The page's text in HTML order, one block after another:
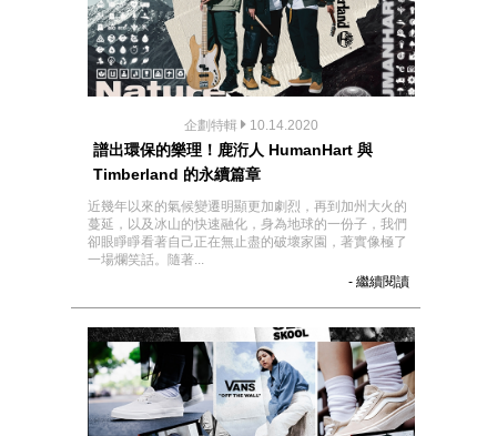
企劃特輯 10.14.2020
譜出環保的樂理！鹿洐人 HumanHart 與
Timberland 的永續篇章
近幾年以來的氣候變遷明顯更加劇烈，再到加州大火的
蔓延，以及冰山的快速融化，身為地球的一份子，我們
卻眼睜睜看著自己正在無止盡的破壞家園，著實像極了
一場爛笑話。隨著...
- 繼續閱讀